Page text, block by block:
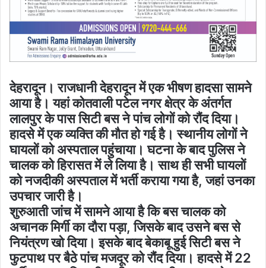
देहरादून। राजधानी देहरादून में एक भीषण हादसा सामने
आया है। यहां कोतवाली पटेल नगर क्षेत्र के अंतर्गत
लालपुर के पास सिटी बस ने पांच लोगों को रौंद दिया।
हादसे में एक व्यक्ति की मौत हो गई है। स्थानीय लोगों ने
घायलों को अस्पताल पहुंचाया। घटना के बाद पुलिस ने
चालक को हिरासत में ले लिया है। साथ ही सभी घायलों
को नजदीकी अस्पताल में भर्ती कराया गया है, जहां उनका
उपचार जारी है।
शुरुआती जांच में सामने आया है कि बस चालक को
अचानक मिर्गी का दौरा पड़ा, जिसके बाद उसने बस से
नियंत्रण खो दिया। इसके बाद बेकाबू हुई सिटी बस ने
फुटपाथ पर बैठे पांच मजदूर को रौंद दिया। हादसे में 22